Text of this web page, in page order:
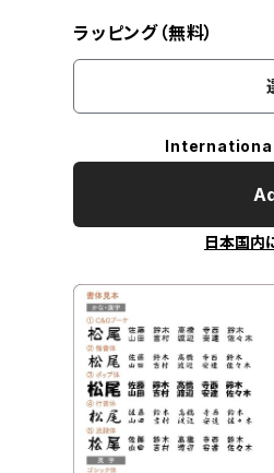
ラッピング（無料）
日本国内